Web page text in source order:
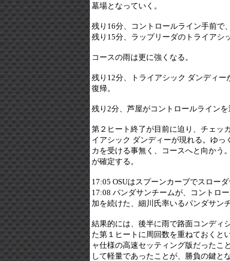
墓場となっていく。
残り16分、コントロールライン手前で
残り15分、ラップリーダのトライアシ
コースの雨は更に強くなる。
残り12分、トライアシック ダンディ
復帰。
残り2分、芦屋がコントロールラインを
第２ヒート終了が目前に迫り、チェッ
イアシック ダンディーが現れる。ゆ
カを受ける事無く、コースへと向かう
が確定する。
17:05 OSUはスプーンカーブでスロー
17:08 パンダサンチームが、コントロ
加を続けた、細川氏率いるパンダサン
結果的には、後半に雨で路面コンディ
た第１ヒートに周回数を重ねておくと
ャ仕様の高速セッティング版だったこ
して軽量であったことが、勝負の鍵と